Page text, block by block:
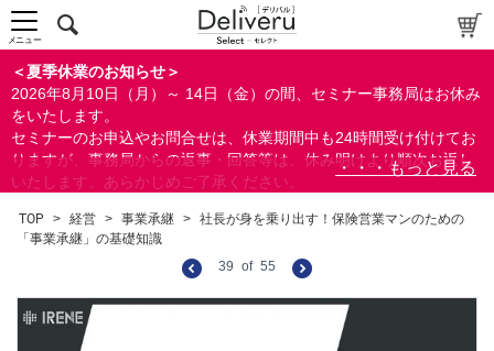
＜夏季休業のお知らせ＞
2026年8月10日（月）～ 14日（金）の間、セミナー事務局はお休み
をいたします。
セミナーのお申込やお問合せは、休業期間中も24時間受け付けてお
りますが、事務局からの返事・回答等は、休み明けより順次お返し
いたします。あらかじめご了承ください。
ができます。
メニュー
TOP > 経営 > 事業承継 > 社長が身を乗り出す！保険営業マンのための
「事業承継」の基礎知識
39 of 55